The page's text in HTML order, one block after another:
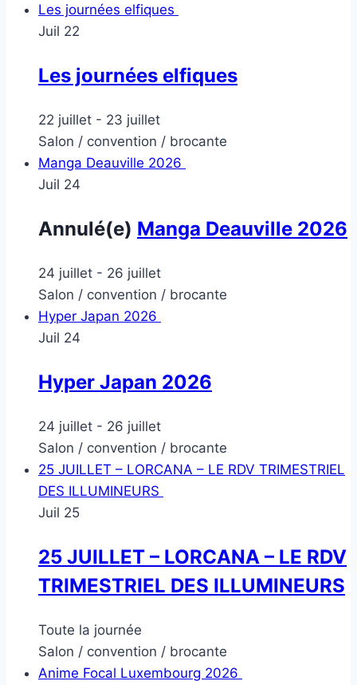
Les journées elfiques
Juil 22
Les journées elfiques
22 juillet - 23 juillet
Salon / convention / brocante
Manga Deauville 2026
Juil 24
Annulé(e) Manga Deauville 2026
24 juillet - 26 juillet
Salon / convention / brocante
Hyper Japan 2026
Juil 24
Hyper Japan 2026
24 juillet - 26 juillet
Salon / convention / brocante
25 JUILLET – LORCANA – LE RDV TRIMESTRIEL
DES ILLUMINEURS
Juil 25
25 JUILLET – LORCANA – LE RDV
TRIMESTRIEL DES ILLUMINEURS
Toute la journée
Salon / convention / brocante
Anime Focal Luxembourg 2026